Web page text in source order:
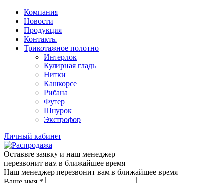
Компания
Новости
Продукция
Контакты
Трикотажное полотно
Интерлок
Кулирная гладь
Нитки
Кашкорсе
Рибана
Футер
Шнурок
Экстрофор
Личный кабинет
Оставьте заявку и наш менеджер
перезвонит вам в ближайшее время
Наш менеджер перезвонит вам в ближайшее время
Ваше имя *